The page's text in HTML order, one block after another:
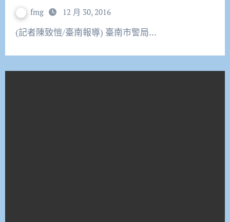
fmg 12 月 30, 2016
(記者陳致愷/臺南報導) 臺南市警局…